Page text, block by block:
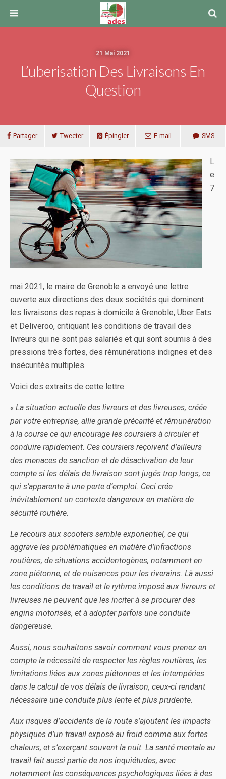
21 Mai 2021
L’uberisation Des Livraisons En
Question
Partager Tweeter Épingler E-mail SMS
L
e
7
mai 2021, le maire de Grenoble a envoyé une lettre
ouverte aux directions des deux sociétés qui dominent
les livraisons des repas à domicile à Grenoble, Uber Eats
et Deliveroo, critiquant les conditions de travail des
livreurs qui ne sont pas salariés et qui sont soumis à des
pressions très fortes, des rémunérations indignes et des
insécurités multiples.
Voici des extraits de cette lettre :
« La situation actuelle des livreurs et des livreuses, créée
par votre entreprise, allie grande précarité et rémunération
à la course ce qui encourage les coursiers à circuler et
conduire rapidement. Ces coursiers reçoivent d’ailleurs
des menaces de sanction et de désactivation de leur
compte si les délais de livraison sont jugés trop longs, ce
qui s’apparente à une perte d’emploi. Ceci crée
inévitablement un contexte dangereux en matière de
sécurité routière.
Le recours aux scooters semble exponentiel, ce qui
aggrave les problématiques en matière d’infractions
routières, de situations accidentogènes, notamment en
zone piétonne, et de nuisances pour les riverains. Là aussi
les conditions de travail et le rythme imposé aux livreurs et
livreuses ne peuvent que les inciter à se procurer des
engins motorisés, et à adopter parfois une conduite
dangereuse.
Aussi, nous souhaitons savoir comment vous prenez en
compte la nécessité de respecter les règles routières, les
limitations liées aux zones piétonnes et les intempéries
dans le calcul de vos délais de livraison, ceux-ci rendant
nécessaire une conduite plus lente et plus prudente.
Aux risques d’accidents de la route s’ajoutent les impacts
physiques d’un travail exposé au froid comme aux fortes
chaleurs, et s’exerçant souvent la nuit. La santé mentale au
travail fait aussi partie de nos inquiétudes, avec
notamment les conséquences psychologiques liées à des